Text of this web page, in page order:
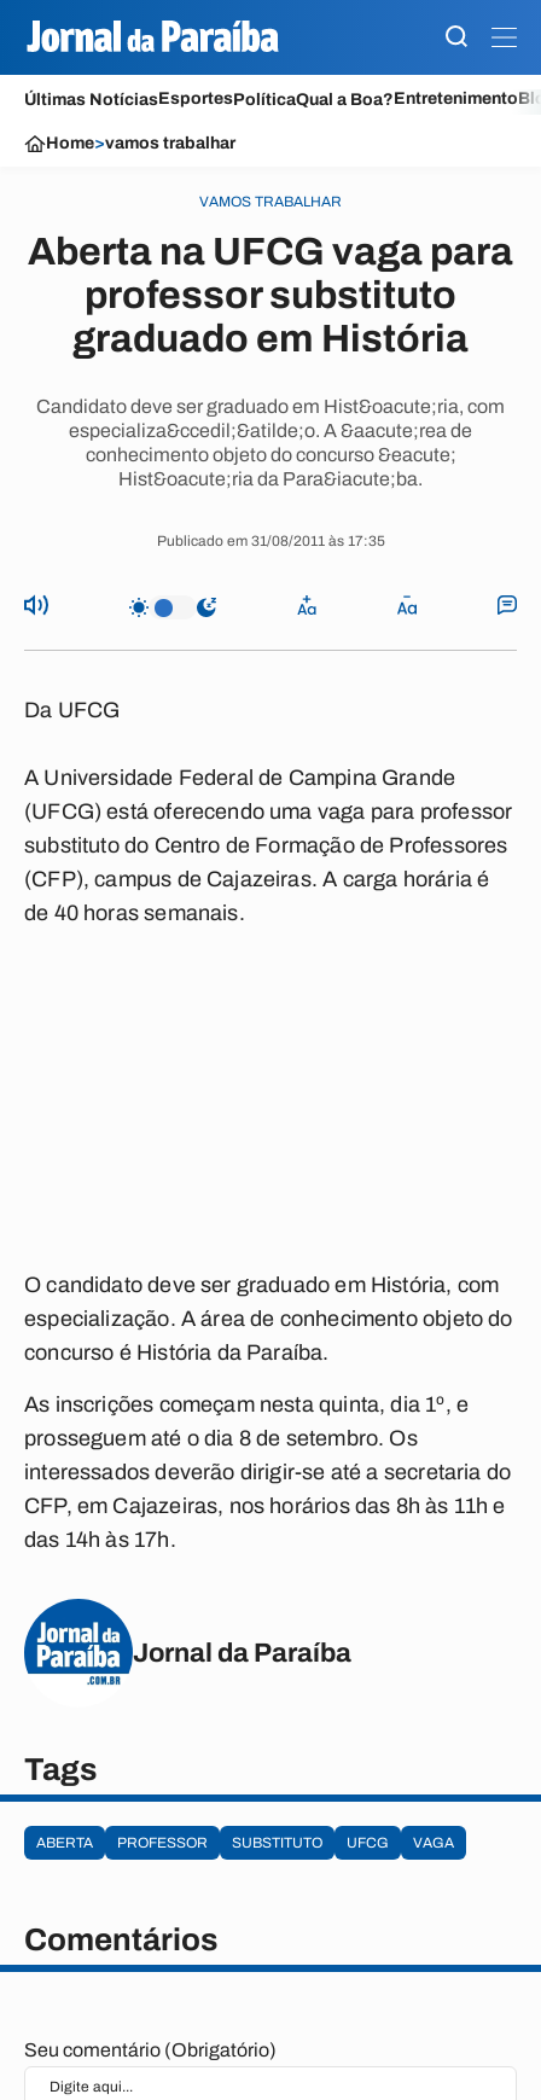
Últimas NotíciasEsportesPolíticaQual a Boa?Entretenimento
Home>vamos trabalhar
VAMOS TRABALHAR
Aberta na UFCG vaga para
professor substituto
graduado em História
Candidato deve ser graduado em Hist&oacute;ria, com
especializa&ccedil;&atilde;o. A &aacute;rea de
conhecimento objeto do concurso &eacute;
Hist&oacute;ria da Para&iacute;ba.
Publicado em 31/08/2011 às 17:35
Da UFCG
A Universidade Federal de Campina Grande
(UFCG) está oferecendo uma vaga para professor
substituto do Centro de Formação de Professores
(CFP), campus de Cajazeiras. A carga horária é
de 40 horas semanais.
O candidato deve ser graduado em História, com
especialização. A área de conhecimento objeto do
concurso é História da Paraíba.
As inscrições começam nesta quinta, dia 1º, e
prosseguem até o dia 8 de setembro. Os
interessados deverão dirigir-se até a secretaria do
CFP, em Cajazeiras, nos horários das 8h às 11h e
das 14h às 17h.
Jornal da Paraíba
Tags
ABERTA PROFESSOR SUBSTITUTO UFCG VAGA
Comentários
Seu comentário (Obrigatório)